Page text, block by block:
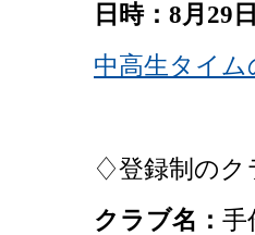
日時：8月29
中高生タイム
♢登録制の
クラブ名： 手